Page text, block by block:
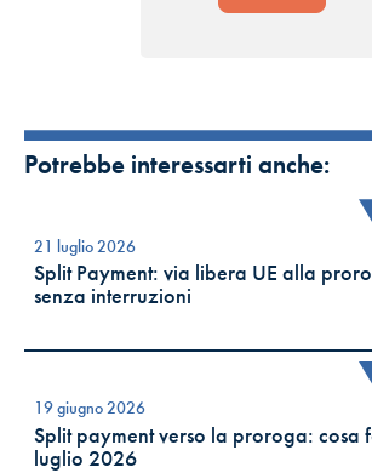
Potrebbe interessarti anche:
21 luglio 2026
Split Payment: via libera UE alla
senza interruzioni
19 giugno 2026
Split payment verso la proroga: cosa
luglio 2026